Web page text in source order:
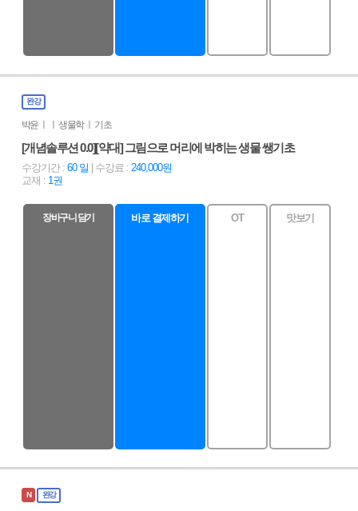
완강
박윤 ㅣ ㅣ 생물학 ㅣ 기초
[개념솔루션 0.0][약대] 그림으로 머리에 박히는 생물 쌩기초
수강기간 : 60 일 | 수강료 : 240,000원
교재 : 1권
장바구니 담기 바로 결제하기 OT 맛보기
N 완강